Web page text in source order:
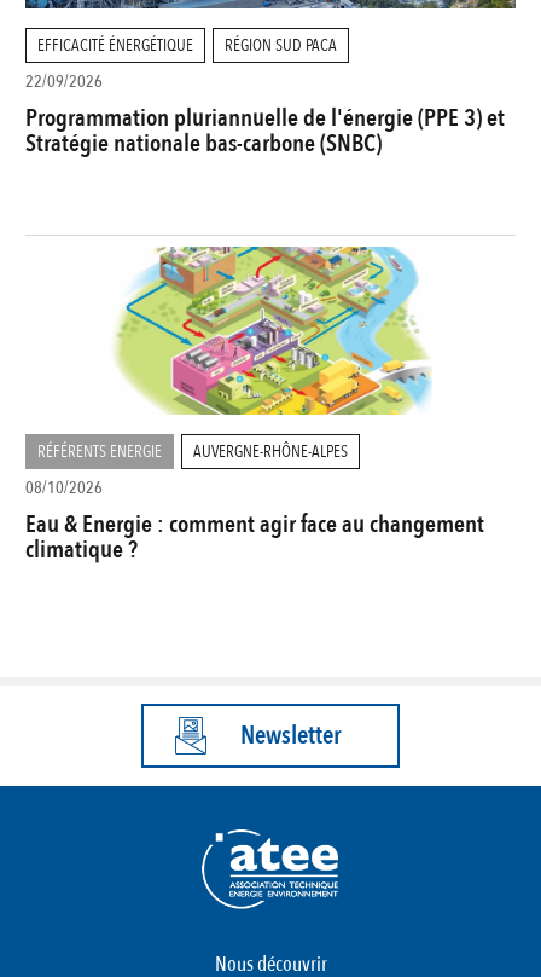
EFFICACITÉ ÉNERGÉTIQUE
RÉGION SUD PACA
22/09/2026
Programmation pluriannuelle de l'énergie (PPE 3) et
Stratégie nationale bas-carbone (SNBC)
RÉFÉRENTS ENERGIE
AUVERGNE-RHÔNE-ALPES
08/10/2026
Eau & Energie : comment agir face au changement
climatique ?
Newsletter
Nous découvrir